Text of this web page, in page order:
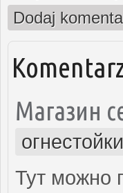
Dodaj
Магазин
Тут можно